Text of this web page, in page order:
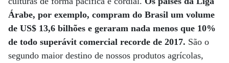
Árabe, por exemplo, compram do Brasil um volume
de US$ 13,6 bilhões e geraram nada menos que 10%
de todo superávit comercial recorde de 2017. São o
segundo maior destino de nossos produtos agrícolas,